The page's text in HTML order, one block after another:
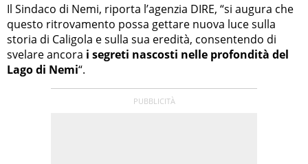
Il Sindaco di Nemi, riporta l’agenzia DIRE, “si augura che
questo ritrovamento possa gettare nuova luce sulla
storia di Caligola e sulla sua eredità, consentendo di
svelare ancora i segreti nascosti nelle profondità del
Lago di Nemi“.